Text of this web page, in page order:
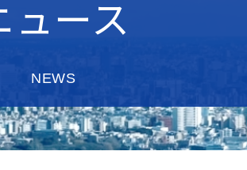
ュース
NEWS